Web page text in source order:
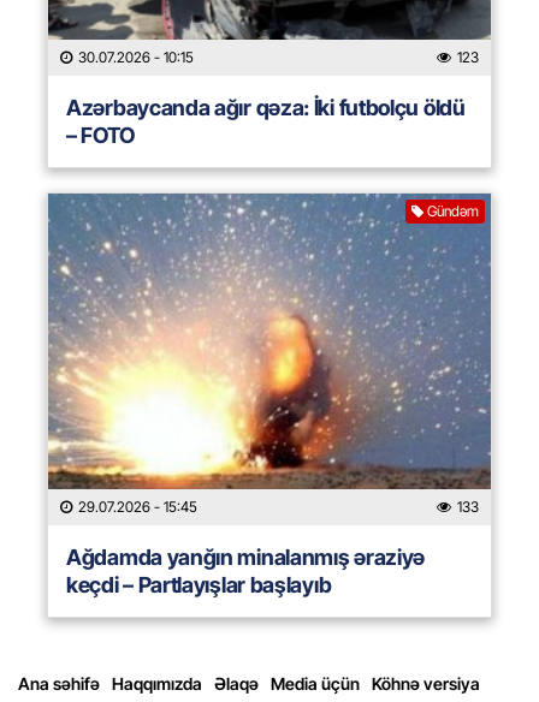
30.07.2026 - 10:15 123
Azərbaycanda ağır qəza: İki futbolçu öldü
– FOTO
Gündəm
29.07.2026 - 15:45 133
Ağdamda yanğın minalanmış əraziyə
keçdi – Partlayışlar başlayıb
Ana səhifə Haqqımızda Əlaqə Media üçün Köhnə versiya